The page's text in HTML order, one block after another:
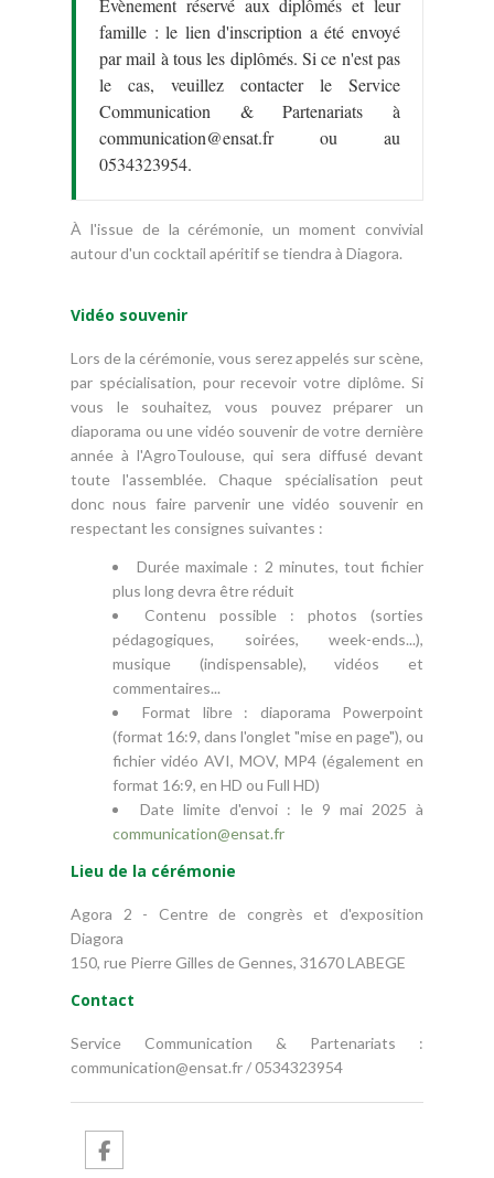
Évènement réservé aux diplômés et leur
famille : le lien d'inscription a été envoyé
par mail à tous les diplômés. Si ce n'est pas
le cas, veuillez contacter le Service
Communication & Partenariats à
communication@ensat.fr ou au
0534323954.
À l'issue de la cérémonie, un moment convivial
autour d'un cocktail apéritif se tiendra à Diagora.
Vidéo souvenir
Lors de la cérémonie, vous serez appelés sur scène,
par spécialisation, pour recevoir votre diplôme. Si
vous le souhaitez, vous pouvez préparer un
diaporama ou une vidéo souvenir de votre dernière
année à l'AgroToulouse, qui sera diffusé devant
toute l'assemblée. Chaque spécialisation peut
donc nous faire parvenir une vidéo souvenir en
respectant les consignes suivantes :
Durée maximale : 2 minutes, tout fichier
plus long devra être réduit
Contenu possible : photos (sorties
pédagogiques, soirées, week-ends...),
musique (indispensable), vidéos et
commentaires...
Format libre : diaporama Powerpoint
(format 16:9, dans l'onglet "mise en page"), ou
fichier vidéo AVI, MOV, MP4 (également en
format 16:9, en HD ou Full HD)
Date limite d'envoi : le 9 mai 2025 à
communication@ensat.fr
Lieu de la cérémonie
Agora 2 - Centre de congrès et d'exposition
Diagora
150, rue Pierre Gilles de Gennes, 31670 LABEGE
Contact
Service Communication & Partenariats :
communication@ensat.fr / 0534323954